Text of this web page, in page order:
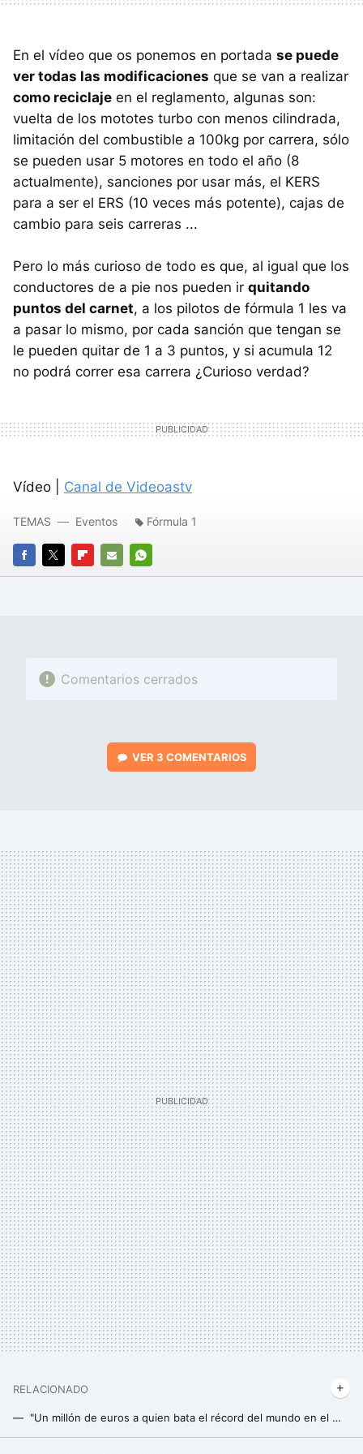
En el vídeo que os ponemos en portada se puede
ver todas las modificaciones que se van a realizar
como reciclaje en el reglamento, algunas son:
vuelta de los mototes turbo con menos cilindrada,
limitación del combustible a 100kg por carrera, sólo
se pueden usar 5 motores en todo el año (8
actualmente), sanciones por usar más, el KERS
para a ser el ERS (10 veces más potente), cajas de
cambio para seis carreras ...
Pero lo más curioso de todo es que, al igual que los
conductores de a pie nos pueden ir quitando
puntos del carnet, a los pilotos de fórmula 1 les va
a pasar lo mismo, por cada sanción que tengan se
le pueden quitar de 1 a 3 puntos, y si acumula 12
no podrá correr esa carrera ¿Curioso verdad?
Vídeo | Canal de Videoastv
FACEBOOK
TWITTERFLIPBOARD
E-
WHATSAPP
TEMAS Eventos Fórmula 1
Comentarios cerrados
VER 3 COMENTARIOS
RELACIONADO
"Un millón de euros a quien bata el récord del mundo en el Maratón de Valencia": la promesa del dueño de Mercadona que tendrá que esperar un año más